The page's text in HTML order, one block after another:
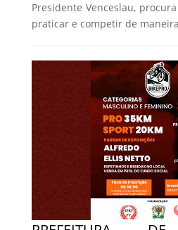
Presidente Venceslau,
praticar e competir de